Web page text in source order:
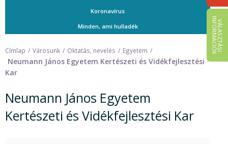
V
Á
L
A
S
Z
T
Á
S
I
IN
F
O
R
M
Á
C
I
Ó
K
Koronavírus
Minden, ami hulladék
Címlap Városunk Oktatás, nevelés Egyetem
Neumann János Egyetem Kertészeti és Vidékfejlesztési
Kar
Neumann János Egyetem
Kertészeti és Vidékfejlesztési Kar